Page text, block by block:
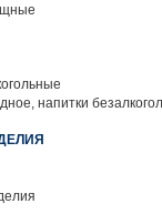
напитки